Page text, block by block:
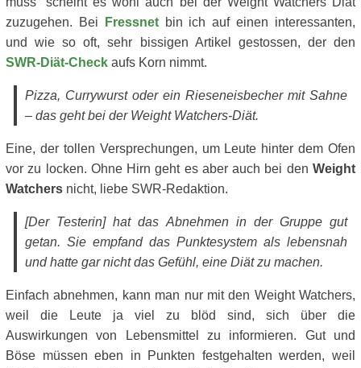
zuzugehen. Bei
Fressnetbin ich auf einen interessanten,
und wie so oft, sehr bissigen Artikel gestossen, der den
SWR-Diät-Check aufs Korn nimmt.
Pizza, Currywurst oder ein Rieseneisbecher mit Sahne
– das geht bei der Weight Watchers-Diät.
Eine, der tollen Versprechungen, um Leute hinter dem Ofen
vor zu locken. Ohne Hirn geht es aber auch bei den Weight
Watchers nicht, liebe SWR-Redaktion.
[Der Testerin] hat das Abnehmen in der Gruppe gut
getan. Sie empfand das Punktesystem als lebensnah
und hatte gar nicht das Gefühl, eine Diät zu machen.
Einfach abnehmen, kann man nur mit den Weight Watchers,
weil die Leute ja viel zu blöd sind, sich über die
Auswirkungen von Lebensmittel zu informieren. Gut und
Böse müssen eben in Punkten festgehalten werden, weil